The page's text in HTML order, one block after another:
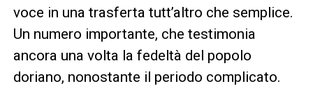
voce in una trasferta tutt’altro che semplice.
Un numero importante, che testimonia
ancora una volta la fedeltà del popolo
doriano, nonostante il periodo complicato.